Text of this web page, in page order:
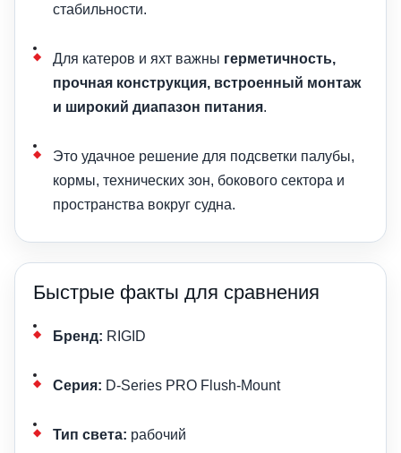
стабильности.
Для катеров и яхт важны герметичность,
прочная конструкция, встроенный монтаж
и широкий диапазон питания.
Это удачное решение для подсветки палубы,
кормы, технических зон, бокового сектора и
пространства вокруг судна.
Быстрые факты для сравнения
Бренд: RIGID
Серия: D-Series PRO Flush-Mount
Тип света: рабочий